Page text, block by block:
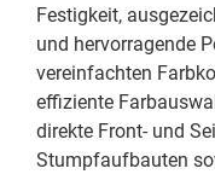
Festigkeit,
und hervorragende
vereinfachten
effiziente
direkte Front- und
Stumpfaufbauten